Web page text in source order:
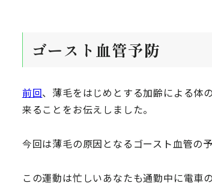
ゴースト血管予防
前回、薄毛をはじめとする加齢による体
来ることをお伝えしました。
今回は薄毛の原因となるゴースト血管の
この運動は忙しいあなたも通勤中に電車